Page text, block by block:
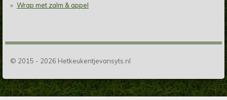
Wrap met zalm & appel
© 2015 - 2026 Hetkeukentjevansyts.nl